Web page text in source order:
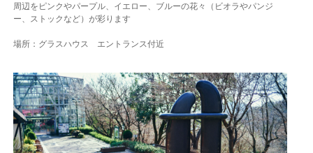
周辺をピンクやパープル、イエロー、ブルーの花々（ビオラやパンジ
ー、ストックなど）が彩ります
場所：グラスハウス エントランス付近